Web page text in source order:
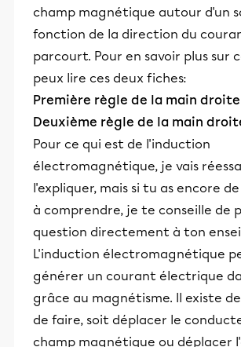
champ magnétique autour d'un
fonction de la direction du
parcourt. Pour en savoir plus sur
peux lire ces deux fiches:
Première règle de la main droite
Deuxième règle de la main
Pour ce qui est de l'induction
électromagnétique, je vais
l'expliquer, mais si tu as encore
à comprendre, je te conseille de
question directement à ton
L'induction électromagnétique
générer un courant électrique
grâce au magnétisme. Il existe
de faire, soit déplacer le
champ magnétique ou déplacer